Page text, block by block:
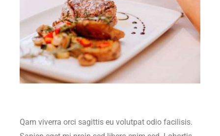
Qam viverra orci sagittis eu volutpat odio facilisis.